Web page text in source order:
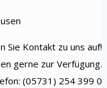
Sie Kontakt zu uns auf!
gerne zur Verfügung.
(05731) 254 399 0